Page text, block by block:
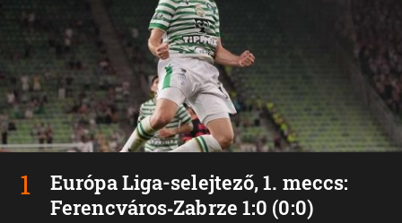
Európa Liga-selejtező, 1. meccs:
Ferencváros‑Zabrze 1:0 (0:0)